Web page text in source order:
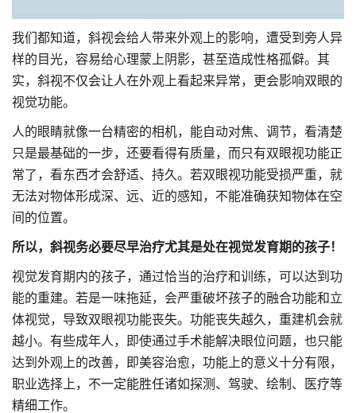
我们都知道，斜视会给人带来外观上的影响，遭受到旁人异
样的目光，容易给心理蒙上阴影，甚至造成性格孤僻。其
实，斜视不仅会让人在外观上看起来异常，更会影响双眼的
视觉功能。
人的眼睛就像一台精密的相机，能自动对焦、调节，看清楚
只是最基础的一步，还要看得有质量，而只有双眼视功能正
常了，看东西才会舒适、持久。若双眼视功能受损严重，就
无法对物体形成深、远、近的感知，不能准确获知物体在空
间的位置。
所以，斜视务必要尽早治疗尤其是处在视觉发育期的孩子！
视觉发育期内的孩子，通过恰当的治疗和训练，可以达到功
能的重建。若是一味拖延，会严重破坏孩子的融合功能和立
体视觉，导致双眼视功能丧失。功能丧失越久，重建机会就
越小。有些成年人，即使通过手术能解决眼位问题，也只能
达到外观上的改善，即美容治愈，功能上的意义十分有限，
职业选择上，不一定能胜任诸如探测、驾驶、绘制、医疗等
精细工作。